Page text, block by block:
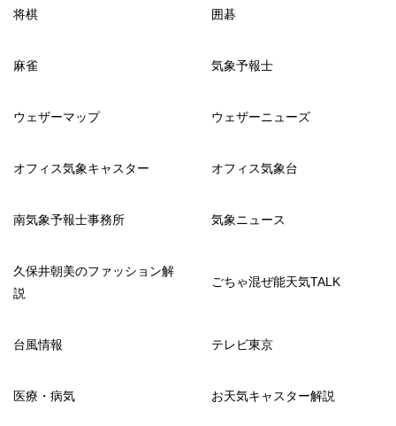
将棋 囲碁
麻雀 気象予報士
ウェザーマップ ウェザーニューズ
オフィス気象キャスター オフィス気象台
南気象予報士事務所 気象ニュース
久保井朝美のファッション解
説
ごちゃ混ぜ能天気TALK
台風情報 テレビ東京
医療・病気 お天気キャスター解説